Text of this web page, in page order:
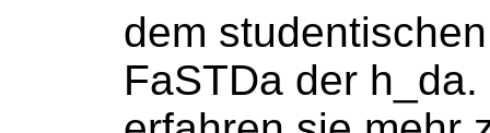
dem
FaSTDa der